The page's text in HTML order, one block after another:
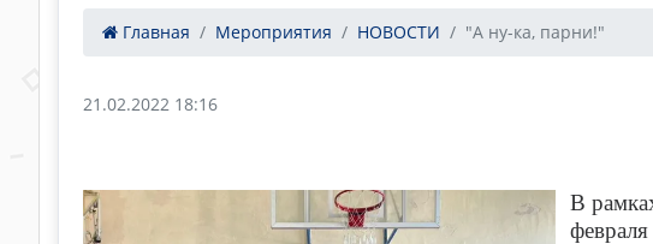
Главная Мероприятия НОВОСТИ "А ну-ка, парни!"
21.02.2022 18:16
В